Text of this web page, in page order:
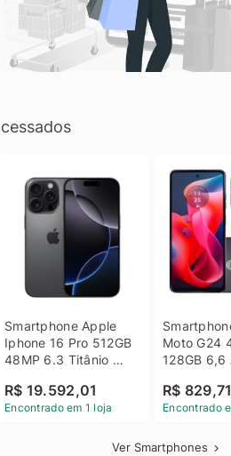
Smartphone Apple
Iphone 16 Pro 512GB
48MP 6.3 Titânio
R$ 19.592,01
Encontrado em 1 loja
Moto G24
128GB 6,6
R$
Encontrado
Ver Smartphones